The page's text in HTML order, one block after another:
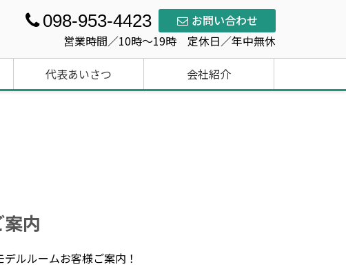
098-953-4423
お問い合わせ
営業時間／10時～19時 定休日／年中無休
代表あいさつ 会社紹介
内
ルルームお客様ご案内！